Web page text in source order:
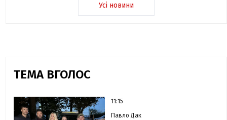
Усі новини
ТЕМА ВГОЛОС
11:15
Павло Дак